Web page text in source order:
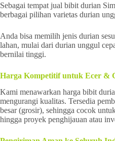
Sebagai tempat jual bibit durian
berbagai pilihan varietas durian
Anda bisa memilih jenis durian
lahan, mulai dari durian unggul
bernilai tinggi.
Harga Kompetitif untuk Ecer &
Kami menawarkan harga bibit
mengurangi kualitas. Tersedia
besar (grosir), sehingga cocok
hingga proyek penghijauan atau